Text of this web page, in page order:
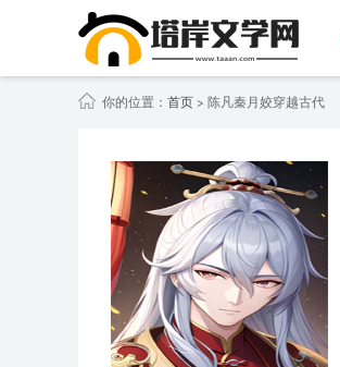
你的位置： 首页> 陈凡秦月姣穿越古代